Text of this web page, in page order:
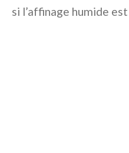
si l’affinage humide